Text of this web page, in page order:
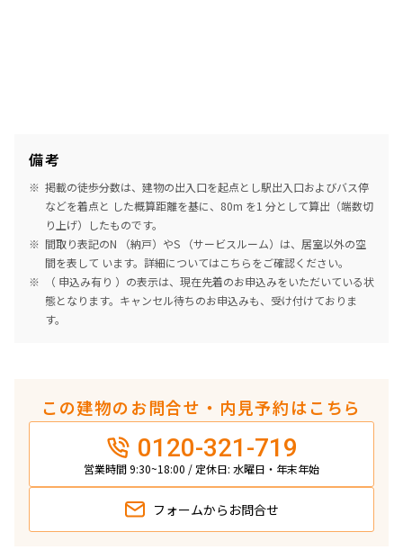
備考
掲載の徒歩分数は、建物の出入口を起点とし駅出入口およびバス停
などを着点と した概算距離を基に、80m を1 分として算出（端数切
り上げ）したものです。
間取り表記のN （納戸）やS （サービスルーム）は、居室以外の空
間を表して います。詳細についてはこちらをご確認ください。
（ 申込み有り ）の表示は、現在先着のお申込みをいただいている状
態となります。キャンセル待ちのお申込みも、受け付けておりま
す。
この建物のお問合せ・内見予約はこちら
0120-321-719
営業時間 9:30~18:00 / 定休日: 水曜日・年末年始
フォームから お問合せ